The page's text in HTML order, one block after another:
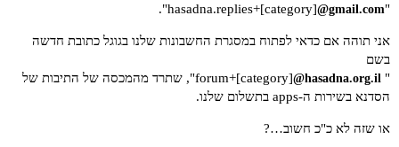
"hasadna.replies+[category]
@gmail.com
".
אני תוהה אם כדאי לפתוח במסגרת החשבונות שלנו בגוגל כתובת חדשה
בשם
" forum+[category]
@hasadna.org.il
", שתרד מהמכסה של התיבות של
הסדנא בשירות ה-apps בתשלום שלנו.
או שזה לא כ"כ חשוב…?